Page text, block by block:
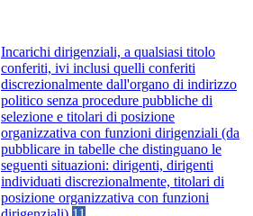
Incarichi dirigenziali, a qualsiasi titolo
conferiti, ivi inclusi quelli conferiti
discrezionalmente dall'organo di indirizzo
politico senza procedure pubbliche di
selezione e titolari di posizione
organizzativa con funzioni dirigenziali (da
pubblicare in tabelle che distinguano le
seguenti situazioni: dirigenti, dirigenti
individuati discrezionalmente, titolari di
posizione organizzativa con funzioni